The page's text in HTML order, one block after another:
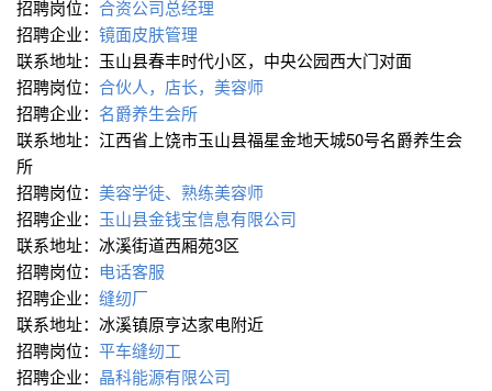
招聘岗位： 合资公司总经理
招聘企业： 镜面皮肤管理
联系地址：玉山县春丰时代小区，中央公园西大门对面
招聘岗位： 合伙人，店长，美容师
招聘企业： 名爵养生会所
联系地址：江西省上饶市玉山县福星金地天城50号名爵养生会
所
招聘岗位： 美容学徒、熟练美容师
招聘企业： 玉山县金钱宝信息有限公司
联系地址：冰溪街道西厢苑3区
招聘岗位： 电话客服
招聘企业： 缝纫厂
联系地址：冰溪镇原亨达家电附近
招聘岗位： 平车缝纫工
招聘企业： 晶科能源有限公司